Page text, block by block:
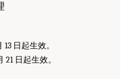
日起生效。
21 日起生效。